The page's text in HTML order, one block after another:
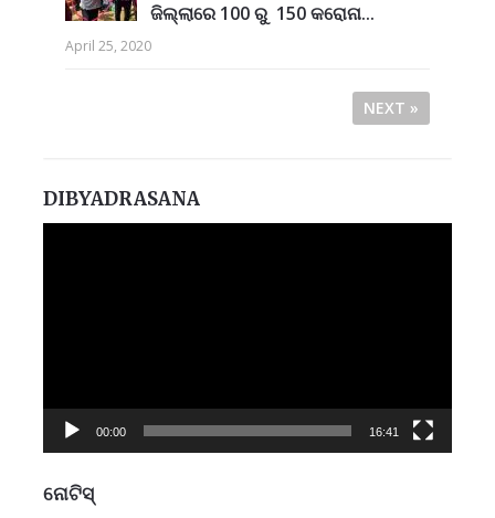
ଜିଲ୍ଲାରେ 100 ରୁ 150 କରୋନା...
April 25, 2020
NEXT »
DIBYADRASANA
00:00 16:41
ନୋଟିସ୍